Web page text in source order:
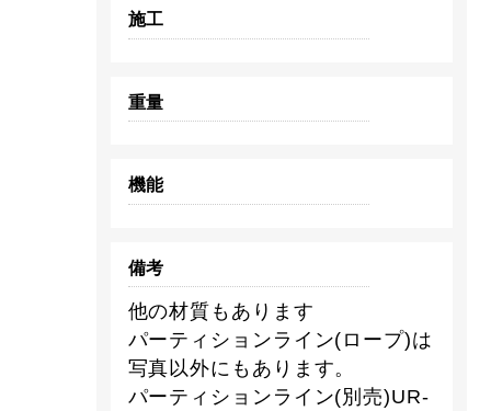
施工
重量
機能
備考
他の材質もあります
パーティションライン(ロープ)は
写真以外にもあります。
パーティションライン(別売)UR-